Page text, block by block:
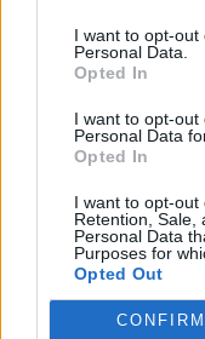
I want to opt-out
Personal Data.
Opted In
I want to opt-
Personal Data
Opted In
I want to opt-out
Retention, Sale,
Personal Data
Purposes for
Opted Out
CONFIRM